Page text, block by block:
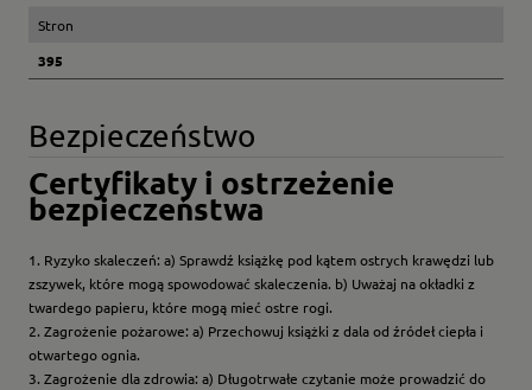
Stron
395
Bezpieczeństwo
Certyfikaty i ostrzeżenie
bezpieczeństwa
1. Ryzyko skaleczeń: a) Sprawdź książkę pod kątem ostrych krawędzi lub
zszywek, które mogą spowodować skaleczenia. b) Uważaj na okładki z
twardego papieru, które mogą mieć ostre rogi.
2. Zagrożenie pożarowe: a) Przechowuj książki z dala od źródeł ciepła i
otwartego ognia.
3. Zagrożenie dla zdrowia: a) Długotrwałe czytanie może prowadzić do